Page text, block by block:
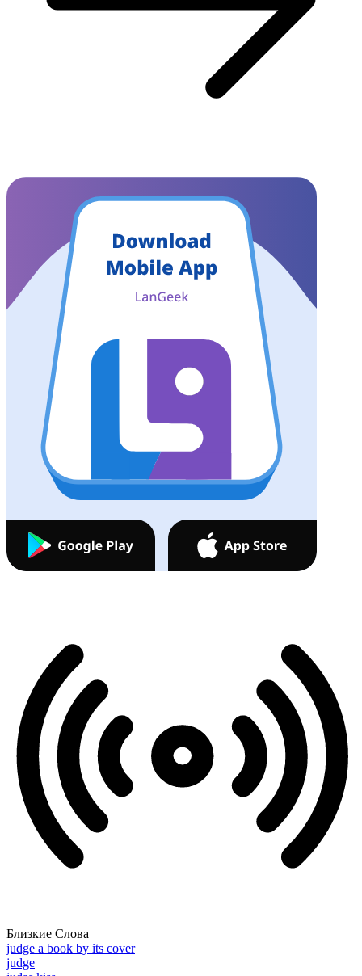
Близкие Слова
judge a book by its cover
judge